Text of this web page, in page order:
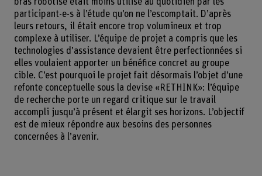
participant-e-s à l’étude qu’on ne l’escomptait. D’après
leurs retours, il était encore trop volumineux et trop
complexe à utiliser. L’équipe de projet a compris que les
technologies d’assistance devaient être perfectionnées si
elles voulaient apporter un bénéfice concret au groupe
cible. C’est pourquoi le projet fait désormais l’objet d’une
refonte conceptuelle sous la devise «RETHINK»: l’équipe
de recherche porte un regard critique sur le travail
accompli jusqu’à présent et élargit ses horizons. L’objectif
est de mieux répondre aux besoins des personnes
concernées à l’avenir.